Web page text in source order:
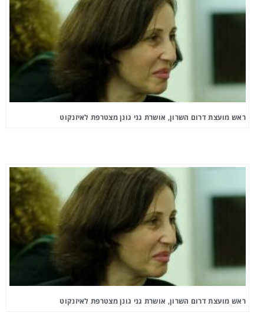
ראש מועצת דרום השרון, אושרת גני גונן מצטרפת לאיזנקוט
ראש מועצת דרום השרון, אושרת גני גונן מצטרפת לאיזנקוט